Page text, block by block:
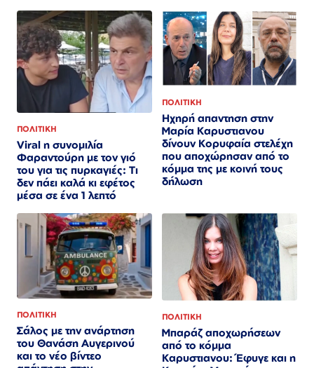
ΠΟΛΙΤΙΚΗ
Viral η συνομιλία
Φαραντούρη με τον γιό
του για τις πυρκαγιές: Τι
δεν πάει καλά κι εφέτος
μέσα σε ένα 1 λεπτό
ΠΟΛΙΤΙΚΗ
Ηχηρή απαντηση στην
Μαρία Καρυστιανου
δίνουν Κορυφαία στελέχη
που αποχώρησαν από το
κόμμα της με κοινή τους
δήλωση
ΠΟΛΙΤΙΚΗ
Σάλος με την ανάρτηση
του Θανάση Αυγερινού
και το νέο βίντεο
ΠΟΛΙΤΙΚΗ
Μπαράζ αποχωρήσεων
από το κόμμα
Καρυστιανου: Έφυγε και η